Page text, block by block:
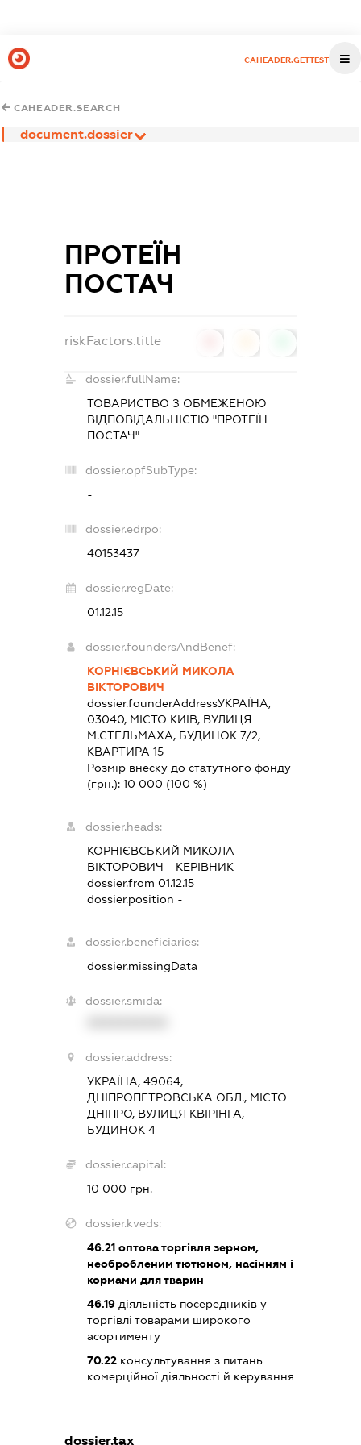
CAHEADER.GETTEST
CAHEADER.SEARCH
document.dossier
ПРОТЕЇН
ПОСТАЧ
riskFactors.title
dossier.fullName:
ТОВАРИСТВО З ОБМЕЖЕНОЮ
ВІДПОВІДАЛЬНІСТЮ "ПРОТЕЇН
ПОСТАЧ"
dossier.opfSubType:
-
dossier.edrpo:
40153437
dossier.regDate:
01.12.15
dossier.foundersAndBenef:
КОРНІЄВСЬКИЙ МИКОЛА
ВІКТОРОВИЧ
dossier.founderAddressУКРАЇНА,
03040, МІСТО КИЇВ, ВУЛИЦЯ
М.СТЕЛЬМАХА, БУДИНОК 7/2,
КВАРТИРА 15
Розмір внеску до статутного фонду
(грн.):10 000 (100 %)
dossier.heads:
КОРНІЄВСЬКИЙ МИКОЛА
ВІКТОРОВИЧ - КЕРІВНИК -
dossier.from 01.12.15
dossier.position -
dossier.beneficiaries:
dossier.missingData
dossier.smida:
dossier.address:
УКРАЇНА, 49064,
ДНІПРОПЕТРОВСЬКА ОБЛ., МІСТО
ДНІПРО, ВУЛИЦЯ КВІРІНГА,
БУДИНОК 4
dossier.capital:
10 000 грн.
dossier.kveds:
46.21 оптова торгівля зерном,
необробленим тютюном, насінням і
кормами для тварин
46.19 діяльність посередників у
торгівлі товарами широкого
асортименту
70.22 консультування з питань
комерційної діяльності й керування
dossier.tax